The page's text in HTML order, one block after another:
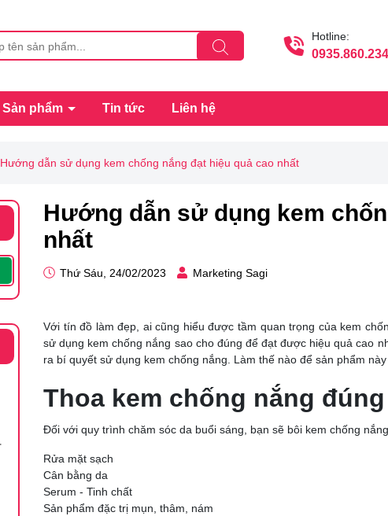
Hotline:
0935.860.234
Sản phẩm Tin tức Liên hệ
Hướng dẫn sử dụng kem chống nắng đạt hiệu quả cao nhất
Hướng dẫn sử dụng kem
nhất
Thứ Sáu, 24/02/2023 Marketing Sagi
Với tín đồ làm đẹp, ai cũng hiểu được tầm quan trọng của kem
sử dụng kem chống nắng sao cho đúng để đạt được hiệu quả cao
ra bí quyết sử dụng kem chống nắng. Làm thế nào để sản phẩm
Thoa kem chống nắng
Đối với quy trình chăm sóc da buổi sáng, bạn sẽ bôi kem chống
Rửa mặt sạch
Cân bằng da
Serum - Tinh chất
Sản phẩm đặc trị mụn, thâm, nám